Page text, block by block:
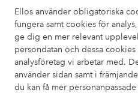
Ellos använder obligatoriska
fungera samt cookies för
ge dig en mer relevant
persondatan och dessa
analysföretag vi arbetar med.
använder sidan samt i
du kan få mer
Säkra betalningar -
Vill du veta mer om
elpy